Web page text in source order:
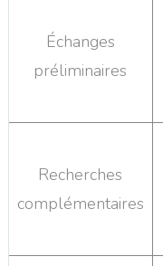
Échanges
préliminaires
Recherches
complémentaires